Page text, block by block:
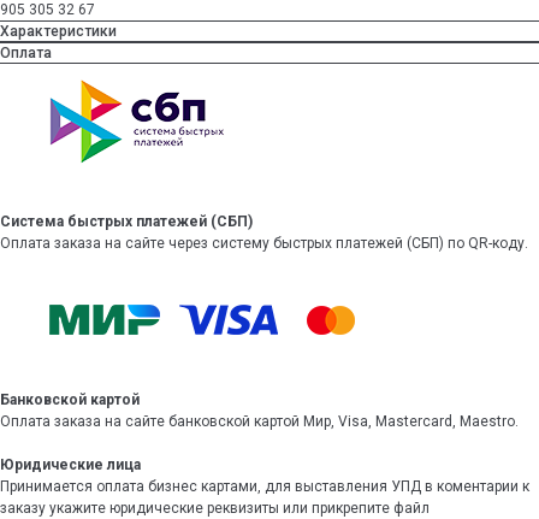
905 305 32 67
Характеристики
Оплата
Система быстрых платежей (СБП)
Оплата заказа на сайте через систему быстрых платежей (СБП) по QR-коду.
Банковской картой
Оплата заказа на сайте банковской картой Мир, Visa, Mastercard, Maestro.
Юридические лица
Принимается оплата бизнес картами, для выставления УПД в коментарии к
заказу укажите юридические реквизиты или прикрепите файл